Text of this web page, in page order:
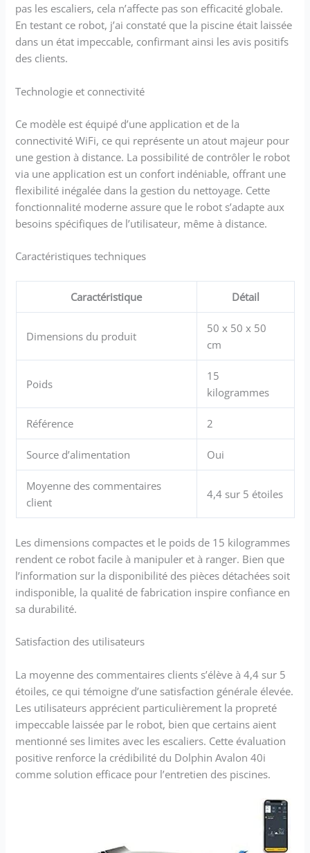
pas les escaliers, cela n’affecte pas son efficacité globale.
En testant ce robot, j’ai constaté que la piscine était laissée
dans un état impeccable, confirmant ainsi les avis positifs
des clients.
Technologie et connectivité
Ce modèle est équipé d’une application et de la
connectivité WiFi, ce qui représente un atout majeur pour
une gestion à distance. La possibilité de contrôler le robot
via une application est un confort indéniable, offrant une
flexibilité inégalée dans la gestion du nettoyage. Cette
fonctionnalité moderne assure que le robot s’adapte aux
besoins spécifiques de l’utilisateur, même à distance.
Caractéristiques techniques
Caractéristique Détail
Dimensions du produit
50 x 50 x 50
cm
Poids
15
kilogrammes
Référence 2
Source d’alimentation Oui
Moyenne des commentaires
client
4,4 sur 5 étoiles
Les dimensions compactes et le poids de 15 kilogrammes
rendent ce robot facile à manipuler et à ranger. Bien que
l’information sur la disponibilité des pièces détachées soit
indisponible, la qualité de fabrication inspire confiance en
sa durabilité.
Satisfaction des utilisateurs
La moyenne des commentaires clients s’élève à 4,4 sur 5
étoiles, ce qui témoigne d’une satisfaction générale élevée.
Les utilisateurs apprécient particulièrement la propreté
impeccable laissée par le robot, bien que certains aient
mentionné ses limites avec les escaliers. Cette évaluation
positive renforce la crédibilité du Dolphin Avalon 40i
comme solution efficace pour l’entretien des piscines.